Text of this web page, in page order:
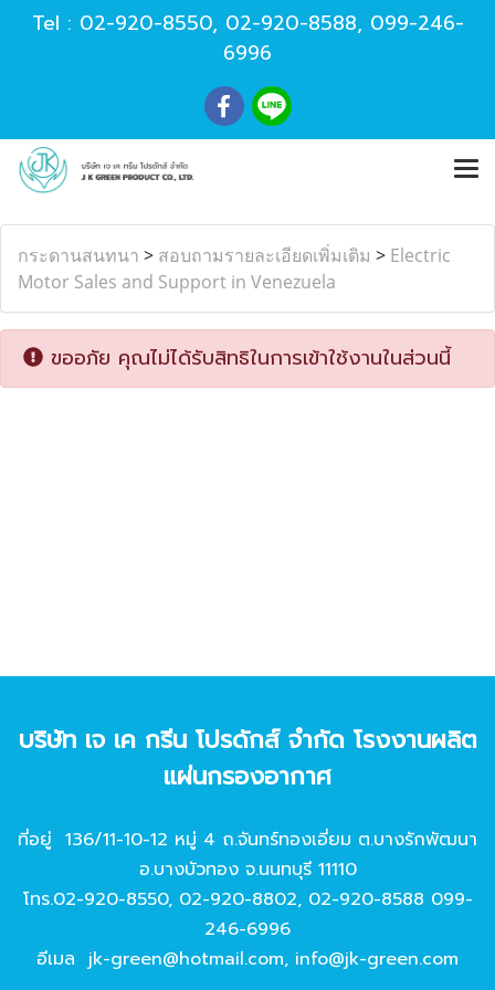
Tel : 02-920-8550, 02-920-8588, 099-246-
6996
กระดานสนทนา > สอบถามรายละเอียดเพิ่มเติม > Electric
Motor Sales and Support in Venezuela
ขออภัย คุณไม่ได้รับสิทธิในการเข้าใช้งานในส่วนนี้
บริษัท เจ เค กรีน โปรดักส์ จํากัด โรงงานผลิต
แผ่นกรองอากาศ
ที่อยู่ 136/11-10-12 หมู่ 4 ถ.จันทร์ทองเอี่ยม ต.บางรักพัฒนา
อ.บางบัวทอง จ.นนทบุรี 11110
โทร.02-920-8550, 02-920-8802, 02-920-8588 099-
246-6996
อีเมล jk-green@hotmail.com, info@jk-green.com